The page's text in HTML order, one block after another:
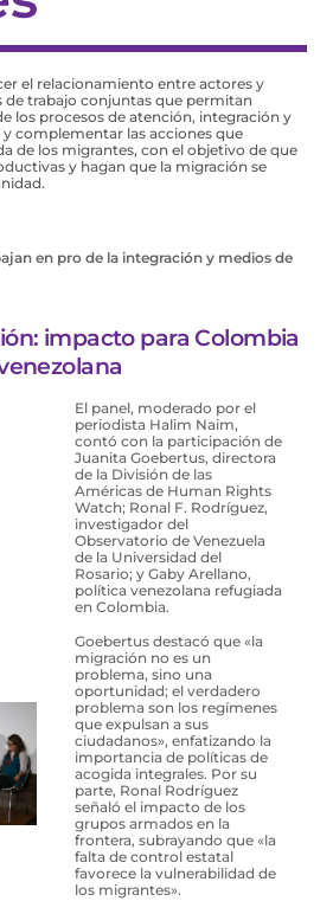
el relacionamiento entre actores y
de trabajo conjuntas que permitan
los procesos de atención, integración y
complementar las acciones que
de los migrantes, con el objetivo de que
y hagan que la migración se
en pro de la integración y medios de
impacto para Colombia
El panel, moderado por el
periodista Halim Naim,
contó con la participación de
Juanita Goebertus, directora
de la División de las
Américas de Human Rights
Watch; Ronal F. Rodríguez,
investigador del
Observatorio de Venezuela
de la Universidad del
Rosario; y Gaby Arellano,
política venezolana refugiada
en Colombia.
Goebertus destacó que «la
migración no es un
problema, sino una
oportunidad; el verdadero
problema son los regímenes
que expulsan a sus
ciudadanos», enfatizando la
importancia de políticas de
acogida integrales. Por su
parte, Ronal Rodríguez
señaló el impacto de los
grupos armados en la
frontera, subrayando que «la
falta de control estatal
favorece la vulnerabilidad de
los migrantes».